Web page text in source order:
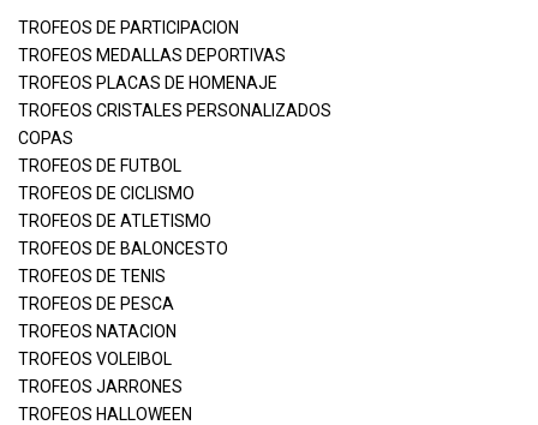
TROFEOS DE PARTICIPACION
TROFEOS MEDALLAS DEPORTIVAS
TROFEOS PLACAS DE HOMENAJE
TROFEOS CRISTALES PERSONALIZADOS
COPAS
TROFEOS DE FUTBOL
TROFEOS DE CICLISMO
TROFEOS DE ATLETISMO
TROFEOS DE BALONCESTO
TROFEOS DE TENIS
TROFEOS DE PESCA
TROFEOS NATACION
TROFEOS VOLEIBOL
TROFEOS JARRONES
TROFEOS HALLOWEEN